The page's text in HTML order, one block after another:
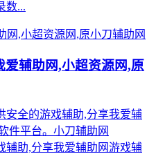
数...
爱辅助网,小超资源网,原
安全的游戏辅助,分享我爱辅
件平台。小刀辅助网
辅助,分享我爱辅助网游戏辅